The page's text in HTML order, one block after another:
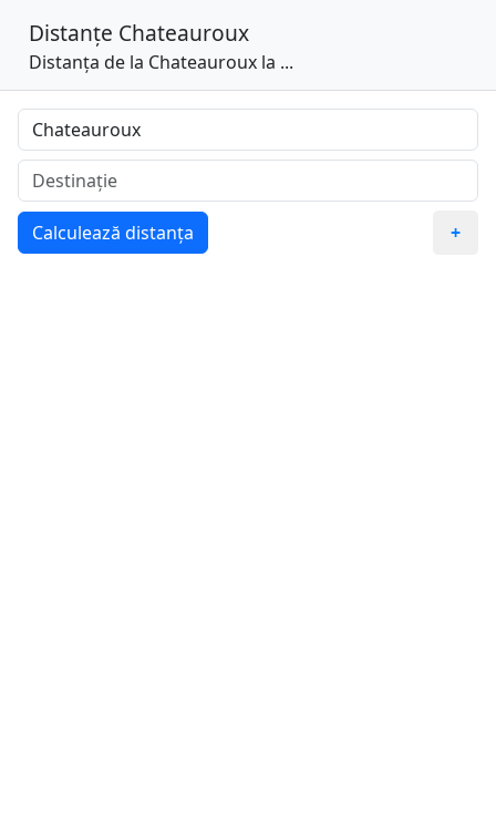
Distanțe Chateauroux
Distanța de la Chateauroux la ...
Calculează distanța +